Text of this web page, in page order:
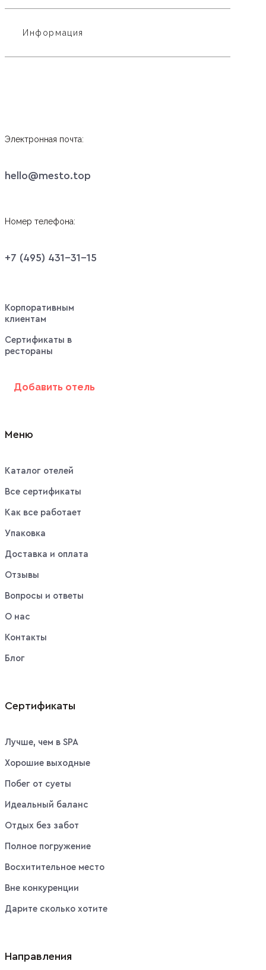
Информация
Электронная почта:
hello@mesto.top
Номер телефона:
+7 (495) 431-31-15
Корпоративным
клиентам
Сертификаты в
рестораны
Добавить отель
Меню
Каталог отелей
Все сертификаты
Как все работает
Упаковка
Доставка и оплата
Отзывы
Вопросы и ответы
О нас
Контакты
Блог
Сертификаты
Лучше, чем в SPA
Хорошие выходные
Побег от суеты
Идеальный баланс
Отдых без забот
Полное погружение
Восхитительное место
Вне конкуренции
Дарите сколько хотите
Направления